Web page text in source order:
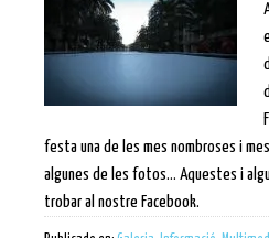
festa una de les mes nombroses i
algunes de les fotos... Aquestes i
trobar al nostre Facebook.